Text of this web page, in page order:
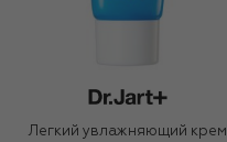
Легкий увлажняющий крем